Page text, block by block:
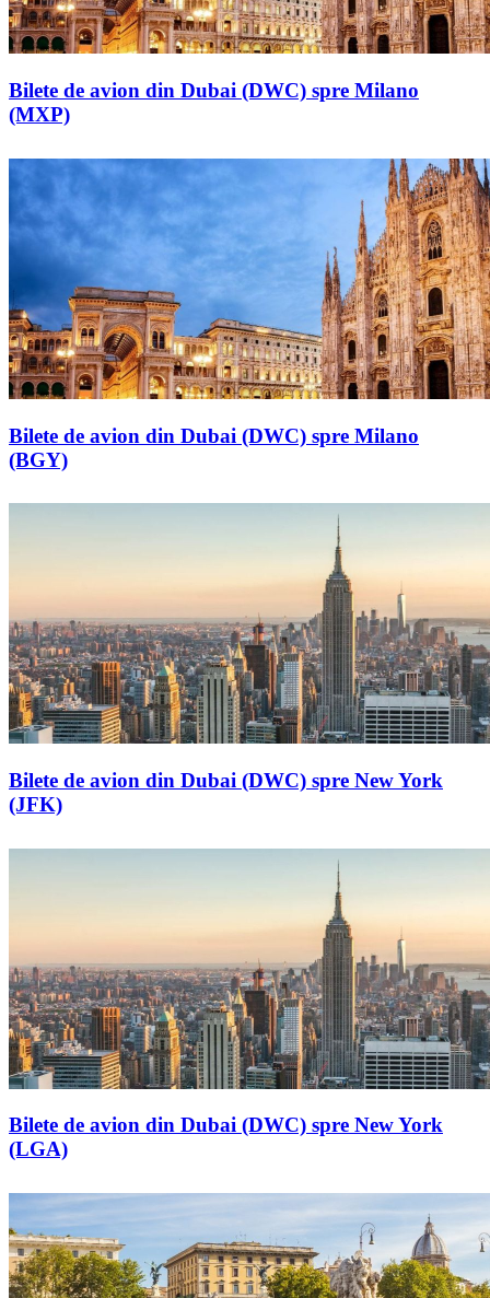
Bilete de avion din Dubai (DWC) spre Milano
(MXP)
Bilete de avion din Dubai (DWC) spre Milano
(BGY)
Bilete de avion din Dubai (DWC) spre New York
(JFK)
Bilete de avion din Dubai (DWC) spre New York
(LGA)